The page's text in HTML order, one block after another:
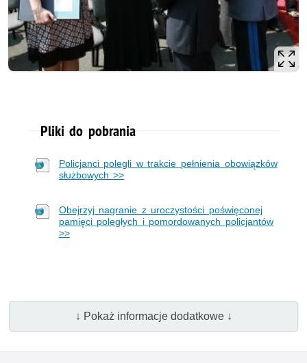
Pliki do pobrania
Policjanci polegli w trakcie pełnienia obowiązków
służbowych >>
Obejrzyj nagranie z uroczystości poświęconej
pamięci poległych i pomordowanych policjantów
>>
↓ Pokaż informacje dodatkowe ↓